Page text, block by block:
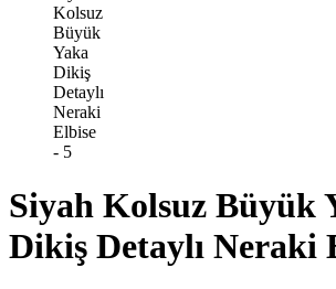
Siyah Kolsuz Büyük
Dikiş Detaylı Neraki